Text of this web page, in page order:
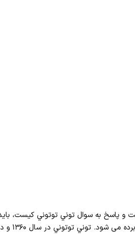
پاسخ به سوال توني توتوني كيست،
از